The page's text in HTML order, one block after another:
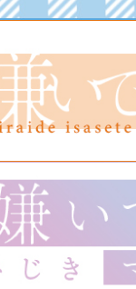
9月
2 3 4
9 11
16 18
23 24 25
30